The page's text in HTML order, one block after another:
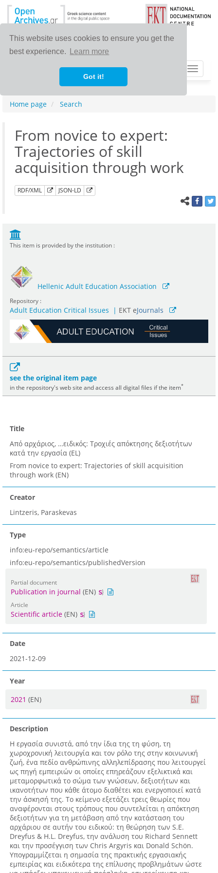
This website uses cookies to ensure you get the
best experience.
Learn more
Got it!
Toggle
Home page Search
From novice to expert:
Trajectories of skill
acquisition through work
RDF/XML JSON-LD
This item is provided by the institution :
Hellenic Adult Education Association
Repository :
Adult Education Critical Issues | ΕΚΤ eJournals
see the original item page
in the repository's web site and access all digital files if the item*
Title
Από αρχάριος, …ειδικός: Τροχιές απόκτησης δεξιοτήτων
κατά την εργασία (EL)
From novice to expert: Trajectories of skill acquisition
through work (EN)
Creator
Lintzeris, Paraskevas
Type
info:eu-repo/semantics/article
info:eu-repo/semantics/publishedVersion
Partial document
Publication in journal (EN)
Article
Scientific article (EN)
Date
2021-12-09
Year
2021 (EN)
Description
Η εργασία συνιστά, από την ίδια της τη φύση, τη
χωροχρονική λειτουργία και τον ρόλο της στην κοινωνική
ζωή, ένα πεδίο ανθρώπινης αλληλεπίδρασης που λειτουργεί
ως πηγή εμπειριών οι οποίες επηρεάζουν εξελικτικά και
μεταμορφωτικά το σώμα των γνώσεων, δεξιοτήτων και
ικανοτήτων που κάθε άτομο διαθέτει και ενεργοποιεί κατά
την άσκησή της. Το κείμενο εξετάζει τρεις θεωρίες που
αναφέρονται στους τρόπους που συντελείται η απόκτηση
δεξιοτήτων για τη μετάβαση από την κατάσταση του
αρχάριου σε αυτήν του ειδικού: τη θεώρηση των S.E.
Dreyfus & H.L. Dreyfus, την ανάλυση του Richard Sennett
και την προσέγγιση των Chris Argyris και Donald Schön.
Υπογραμμίζεται η σημασία της πρακτικής εργασιακής
εμπειρίας και ειδικότερα της επίλυσης προβλημάτων ώστε